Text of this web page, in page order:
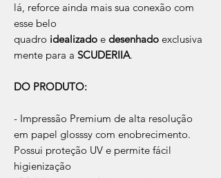
lá, reforce ainda mais sua conexão com
esse belo
quadro idealizado e desenhado exclusiva
mente para a SCUDERIIA.
DO PRODUTO:
- Impressão Premium de alta resolução
em papel glosssy com enobrecimento.
Possui proteção UV e permite fácil
higienização